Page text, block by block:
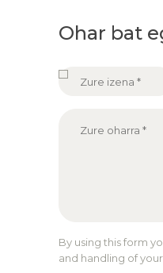
Ohar bat
By using this form
and handling of